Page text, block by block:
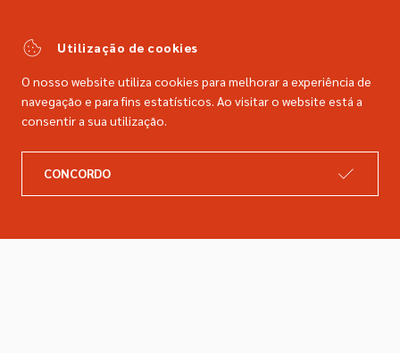
comercial@dimacer.com
Catálogo
Utilização de cookies
O nosso website utiliza cookies para melhorar a experiência de
navegação e para fins estatísticos. Ao visitar o website está a
consentir a sua utilização.
CONCORDO